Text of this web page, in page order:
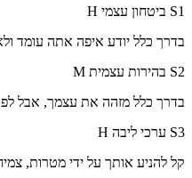
S1 ביטחון עצמי
H
בדרך כלל יודע איפה אתה עומד
S2 בהירות עצמית
M
בדרך כלל מזהה את עצמך, אבל
S3 ערכי ליבה
H
קל להניע אותך על ידי מטרות,